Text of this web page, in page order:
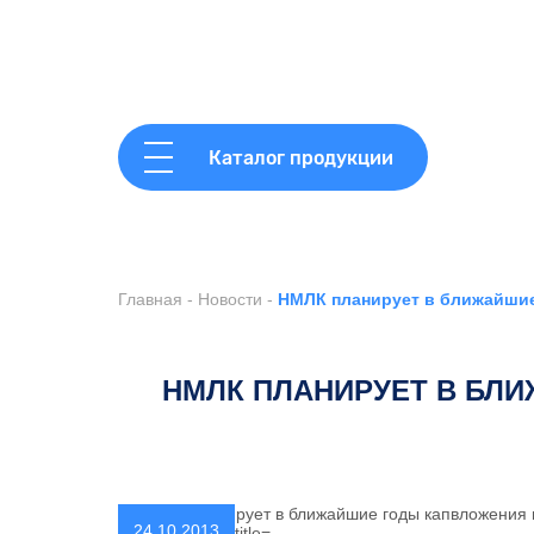
Каталог продукции
Главная - Новости - НМЛК планирует в
НМЛК ПЛАНИРУЕТ В